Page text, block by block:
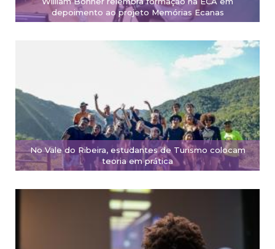
depoimento ao projeto Memórias Ecanas
No Vale do Ribeira, estudantes de Turismo colocam
teoria em prática